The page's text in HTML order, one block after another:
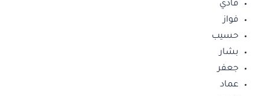
فادي
فواز
حسيب
بشار
جعفر
عماد